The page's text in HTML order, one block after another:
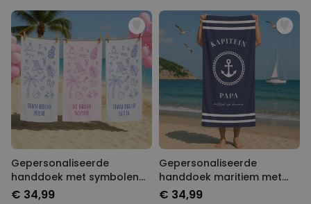
Gepersonaliseerde
handdoek met symbolen
en tekst
€ 34,99
Gepersonaliseerde
handdoek maritiem met
tekst
€ 34,99